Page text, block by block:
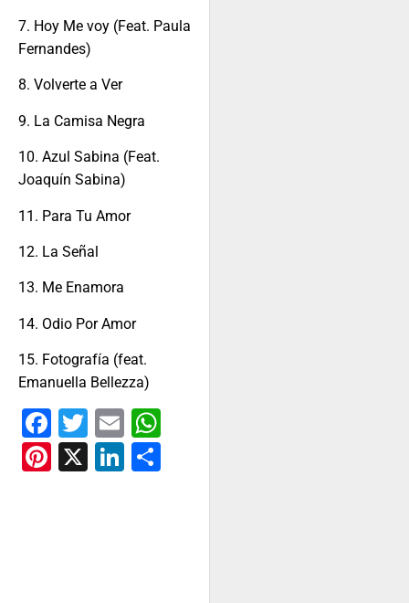
7. Hoy Me voy (Feat. Paula
Fernandes)
8. Volverte a Ver
9. La Camisa Negra
10. Azul Sabina (Feat.
Joaquín Sabina)
11. Para Tu Amor
12. La Señal
13. Me Enamora
14. Odio Por Amor
15. Fotografía (feat.
Emanuella Bellezza)
Facebook
Twitter
Email
Pinterest
X LinkedIn